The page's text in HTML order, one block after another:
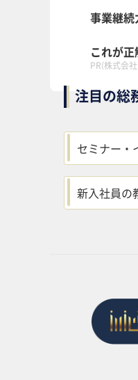
事業継
これが
PR(株式会
注目の総
セミナー
新入社員の